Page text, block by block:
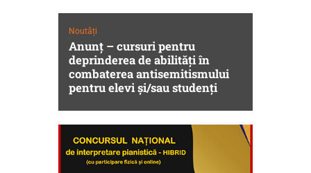
Noutăți
Anunț – cursuri pentru
deprinderea de abilități în
combaterea antisemitismului
pentru elevi și/sau studenți